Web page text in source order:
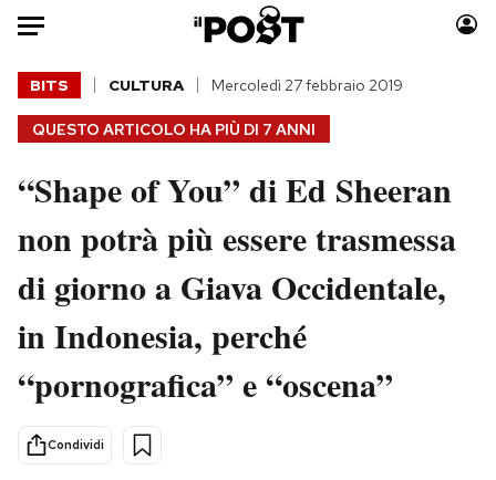
Auto
HOME
Italia
Politica
Tecnologia
Scienza
Economia
Sport
Moda
Consumismi
Storie/Idee
Media
Europa
QUESTO ARTICOLO HA PIÙ DI 7 ANNI
BITS CULTURA Mercoledì 27 febbraio 2019
“Shape of You” di Ed Sheeran
non potrà più essere trasmessa
di giorno a Giava Occidentale,
in Indonesia, perché
“pornografica” e “oscena”
Condividi